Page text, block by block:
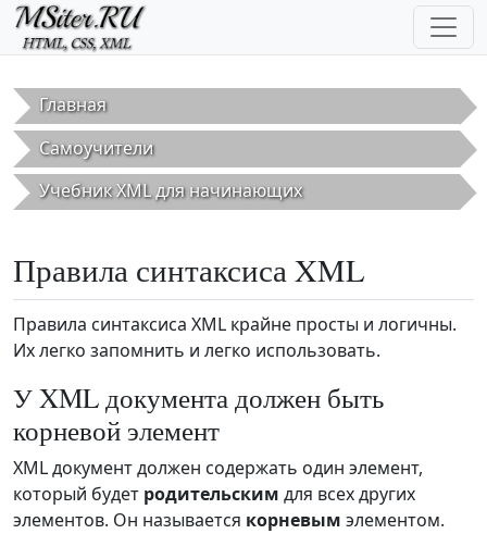
Перейти к основному содержанию
Главная
Самоучители
Учебник XML для начинающих
Правила синтаксиса XML
Правила синтаксиса XML крайне просты и логичны.
Их легко запомнить и легко использовать.
У XML документа должен быть
корневой элемент
XML документ должен содержать один элемент,
который будет родительским для всех других
элементов. Он называется корневым элементом.